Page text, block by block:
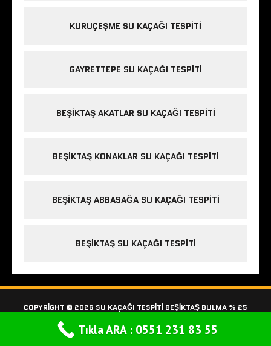
KURUÇEŞME SU KAÇAĞI TESPITI
GAYRETTEPE SU KAÇAĞI TESPITI
BEŞIKTAŞ AKATLAR SU KAÇAĞI TESPITI
BEŞIKTAŞ KONAKLAR SU KAÇAĞI TESPITI
BEŞIKTAŞ ABBASAĞA SU KAÇAĞI TESPITI
BEŞIKTAŞ SU KAÇAĞI TESPITI
COPYRIGHT © 2026 SU KAÇAĞI TESPITI BEŞIKTAŞ BULMA % 25
MH SQUARED LITE BYMH THEMES
Tıkla ARA : 0551 231 83 55